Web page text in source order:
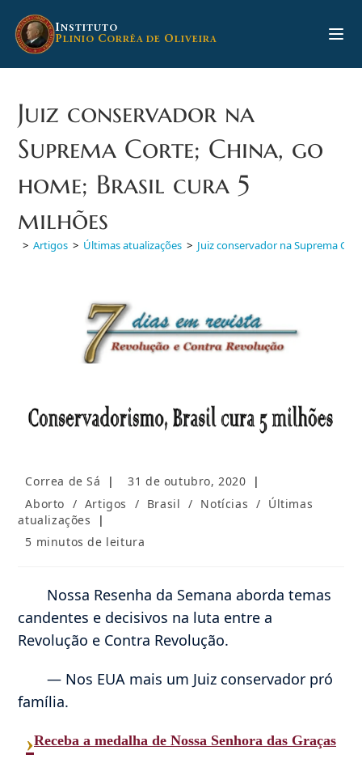
para
INSTITUTO
PLINIO CORRÊA DE OLIVEIRA
Juiz conservador na
Suprema Corte; China, go
home; Brasil cura 5
milhões
> Artigos > Últimas atualizações > Juiz conservador na Suprema
Autor
post:
Correa de Sá
Post
31 de outubro, 2020
Categoria
do
Aborto / Artigos / Brasil / Notícias / Últimas
atualizações
Tempo
5 minutos de leitura
Nossa Resenha da Semana aborda temas
candentes e decisivos na luta entre a
Revolução e Contra Revolução.
— Nos EUA mais um Juiz conservador pró
família.
›Receba a medalha de Nossa Senhora das Graças